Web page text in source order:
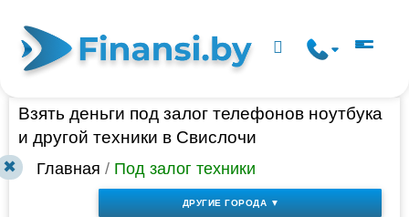
✖
Взять деньги под залог телефонов ноутбука
и другой техники в Свислочи
Главная / Под залог техники
ДРУГИЕ ГОРОДА ▼